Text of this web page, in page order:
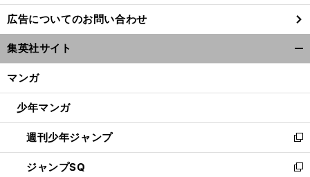
し
い
ウ
ィ
ン
ウ
開
く
広告についてのお問い合わせ
集英社サイト
マンガ
少年マンガ
週刊少年ジャンプ
新
し
い
ジャンプSQ
新